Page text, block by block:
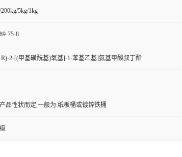
5kg/1kg
75-8
2-[(甲基磺酰基)氧基]-1-苯基乙基]氨基甲酸叔丁酯
品性状而定,一般为:纸板桶或镀锌铁桶